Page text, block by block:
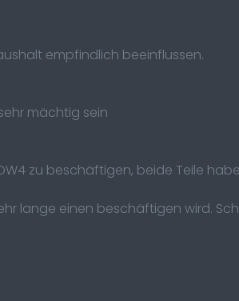
empfindlich beeinflussen.
mächtig sein
zu beschäftigen, beide Teile
lange einen beschäftigen wird.